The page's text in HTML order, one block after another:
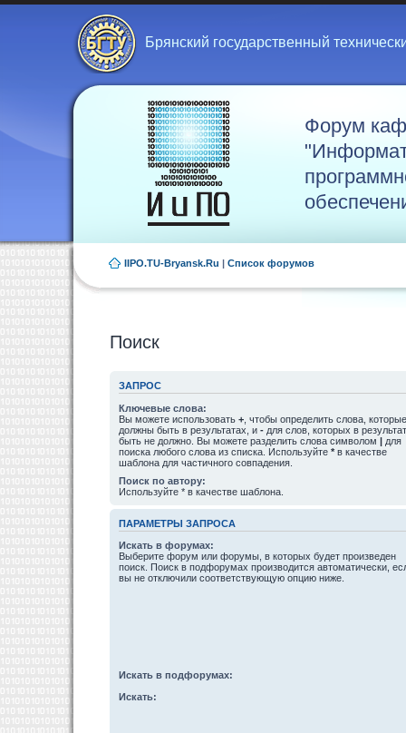
Брянский государственный
Форум
IIPO.TU-Bryansk.Ru | Список форумов
Поиск
ЗАПРОС
Ключевые слова:
Вы можете использовать + , чтобы определить слова, которые
должны быть в результатах, и - для слов, которых в
быть не должно. Вы можете разделить слова символом | для
поиска любого слова из списка. Используйте * в качестве
шаблона для частичного совпадения.
Поиск по автору:
Используйте * в качестве шаблона.
ПАРАМЕТРЫ ЗАПРОСА
Искать в форумах:
Выберите форум или форумы, в которых будет произведен
поиск. Поиск в подфорумах производится автоматически,
вы не отключили соответствующую опцию ниже.
Искать в подфорумах:
Искать: